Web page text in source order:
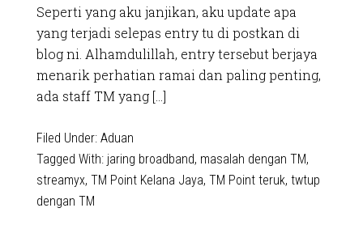
Seperti yang aku janjikan, aku update apa
yang terjadi selepas entry tu di postkan di
blog ni. Alhamdulillah, entry tersebut berjaya
menarik perhatian ramai dan paling penting,
ada staff TM yang […]
Filed Under: Aduan
Tagged With: jaring broadband, masalah dengan TM,
streamyx, TM Point Kelana Jaya, TM Point teruk, twtup
dengan TM